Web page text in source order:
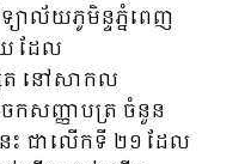
ាល័យភូមិន្ទភ្នំពេញ
យ ដែល
ត នៅសាកល
ែកសញ្ញាបត្រ ចំនួន
ជាលើកទី ២១ ដែល